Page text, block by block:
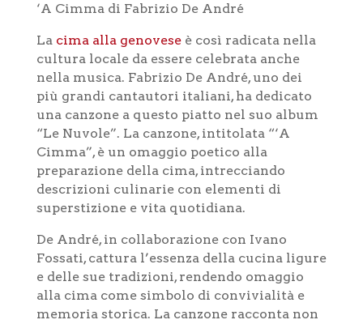
‘A Cimma di Fabrizio De André
La cima alla genoveseè così radicata nella
cultura locale da essere celebrata anche
nella musica. Fabrizio De André, uno dei
più grandi cantautori italiani, ha dedicato
una canzone a questo piatto nel suo album
“Le Nuvole”. La canzone, intitolata “‘A
Cimma”, è un omaggio poetico alla
preparazione della cima, intrecciando
descrizioni culinarie con elementi di
superstizione e vita quotidiana.
De André, in collaborazione con Ivano
Fossati, cattura l’essenza della cucina ligure
e delle sue tradizioni, rendendo omaggio
alla cima come simbolo di convivialità e
memoria storica. La canzone racconta non